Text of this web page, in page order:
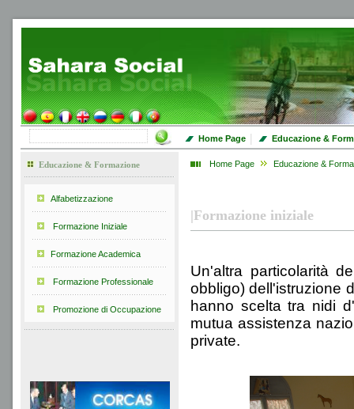
Home Page | Educazione &
Educazione & Formazione
Alfabetizzazione
Formazione Iniziale
Formazione Academica
Formazione Professionale
Promozione di Occupazione
Home Page Educazione &
|Formazione iniziale
Un'altra particolarità
obbligo) dell'istruzione
hanno scelta tra nidi
mutua assistenza
private.